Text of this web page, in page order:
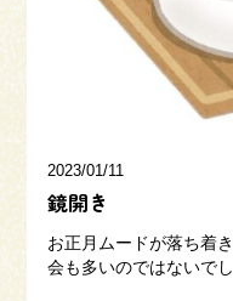
会社概要
2023/01/11
鏡開き
お正月ムードが落ち着
会も多いのではないで